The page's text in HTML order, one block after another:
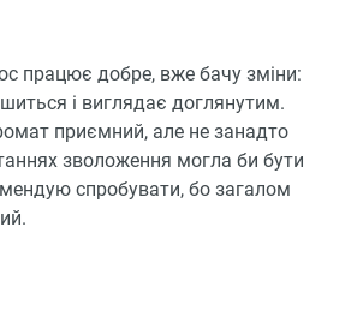
працює добре, вже бачу зміни:
і виглядає доглянутим.
приємний, але не занадто
зволоження могла би бути
спробувати, бо загалом